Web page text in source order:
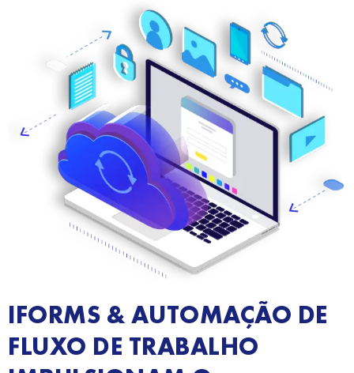
IFORMS & AUTOMAÇÃO DE
FLUXO DE TRABALHO